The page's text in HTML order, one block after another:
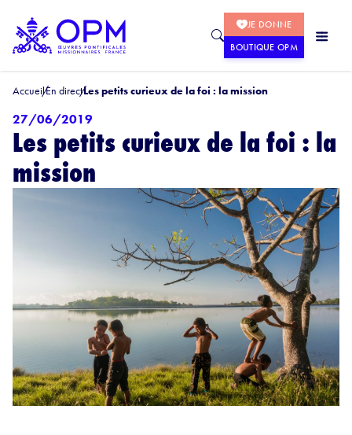
JE DONNE
BOUTIQUE OPM
AccueilEn directLes petits curieux de la foi : la mission
27/06/2019
Les petits curieux de la foi : la
mission